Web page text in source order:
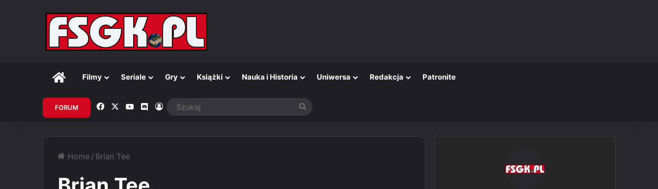
GłównaFilmy Seriale Gry Książki Nauka i Historia Uniwersa Redakcja Patronite
FORUM Facebook YouTubeDiscordZaloguj
Home / Brian Tee